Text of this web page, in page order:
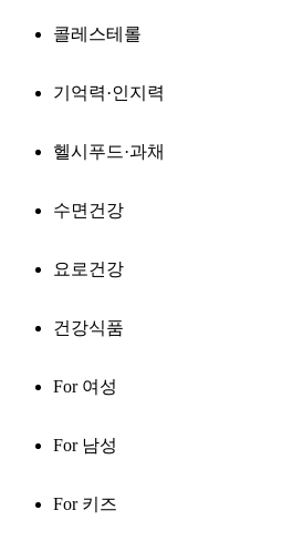
콜레스테롤
기억력·인지력
헬시푸드·과채
수면건강
요로건강
건강식품
For 여성
For 남성
For 키즈